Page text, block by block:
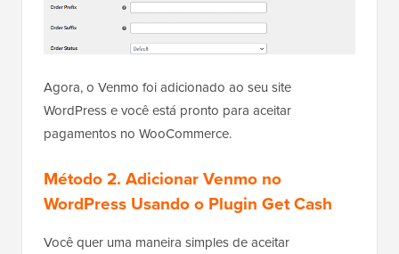
Agora, o Venmo foi adicionado ao seu site
WordPress e você está pronto para aceitar
pagamentos no WooCommerce.
Método 2. Adicionar Venmo no
WordPress Usando o Plugin Get Cash
Você quer uma maneira simples de aceitar